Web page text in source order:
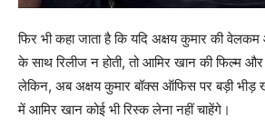
फिर भी कहा जाता है कि यद‍ि अक्षय कुमार की
के साथ रिलीज न होती, तो आमिर खान की फिल्‍म
लेकिन, अब अक्षय कुमार बॉक्‍स ऑफिस पर बड़ी
में आमिर खान कोई भी रिस्‍क लेना नहीं चाहेंगे।